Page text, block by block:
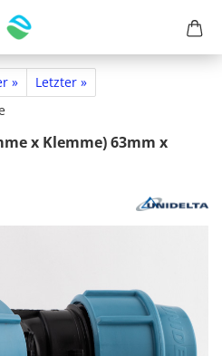
»
Letzter »
x Klemme) 63mm x